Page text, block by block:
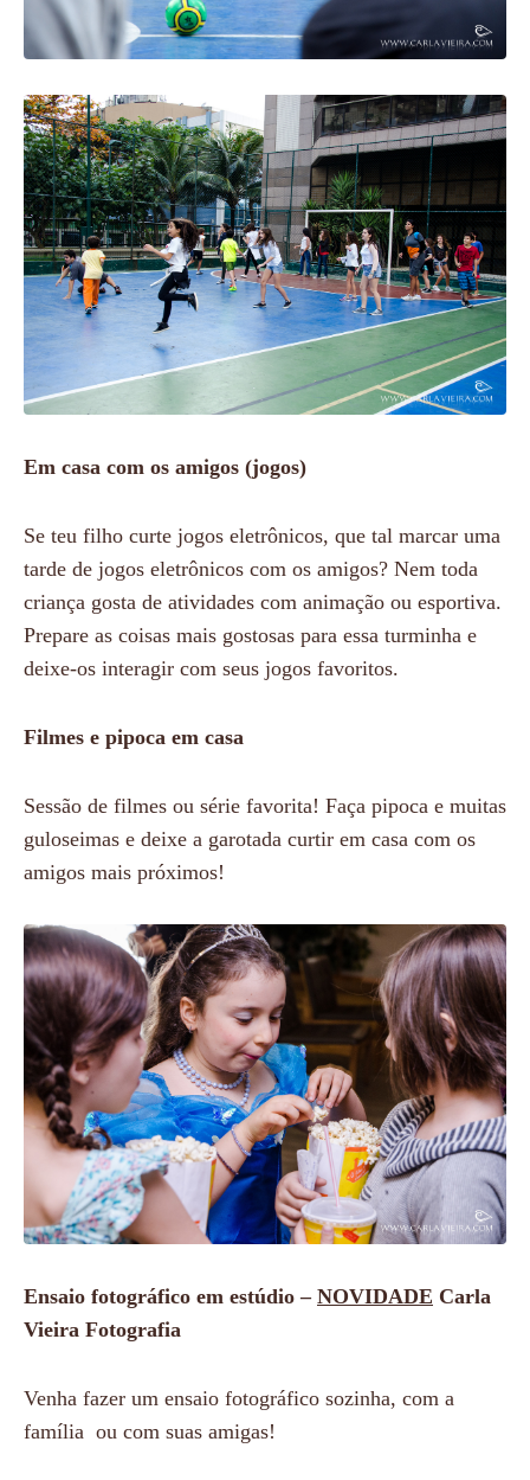
Em casa com os amigos (jogos)
Se teu filho curte jogos eletrônicos, que tal marcar uma
tarde de jogos eletrônicos com os amigos? Nem toda
criança gosta de atividades com animação ou esportiva.
Prepare as coisas mais gostosas para essa turminha e
deixe-os interagir com seus jogos favoritos.
Filmes e pipoca em casa
Sessão de filmes ou série favorita! Faça pipoca e muitas
guloseimas e deixe a garotada curtir em casa com os
amigos mais próximos!
Ensaio fotográfico em estúdio – NOVIDADE Carla
Vieira Fotografia
Venha fazer um ensaio fotográfico sozinha, com a
família ou com suas amigas!